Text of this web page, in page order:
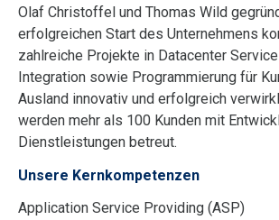
Olaf Christoffel und Thomas Wild
erfolgreichen Start des Unternehmens
zahlreiche Projekte in Datacenter
Integration sowie Programmierung für
Ausland innovativ und erfolgreich
werden mehr als 100 Kunden mit
Dienstleistungen betreut.
Unsere Kernkompetenzen
Application Service Providing (ASP)